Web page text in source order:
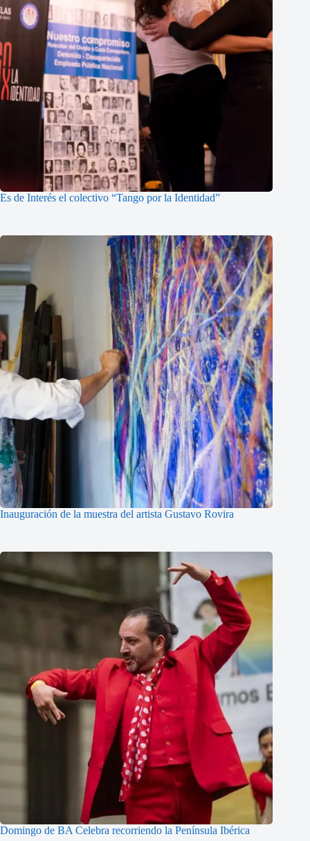
Es de Interés el colectivo “Tango por la Identidad”
Inauguración de la muestra del artista Gustavo Rovira
Domingo de BA Celebra recorriendo la Península Ibérica